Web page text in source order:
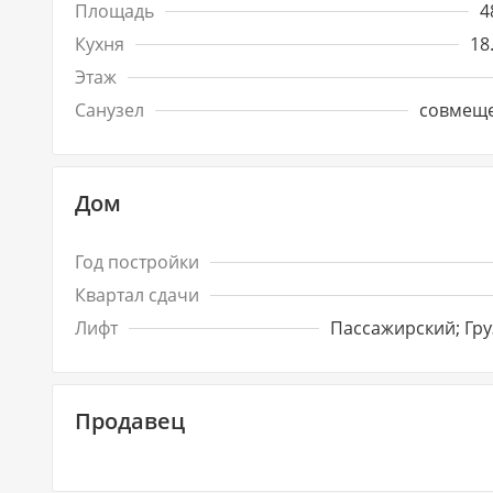
Площадь
Кухня
Этаж
Санузел
Дом
Год постройки
Квартал сдачи
Лифт
Пассажирский;
Продавец